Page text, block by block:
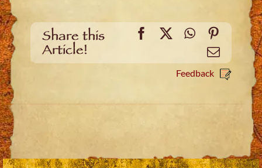
Share this
Article!
Facebook
X WhatsApp
Email
Feedback